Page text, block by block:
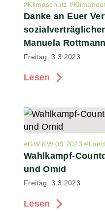
#Klimaschutz #
Danke an Euer
Manuela Rottmann
Freitag, 3.3.2023
Lesen
#GW KW 09 2023 #
Wahlkampf-
und Omid
Freitag, 3.3.2023
Lesen